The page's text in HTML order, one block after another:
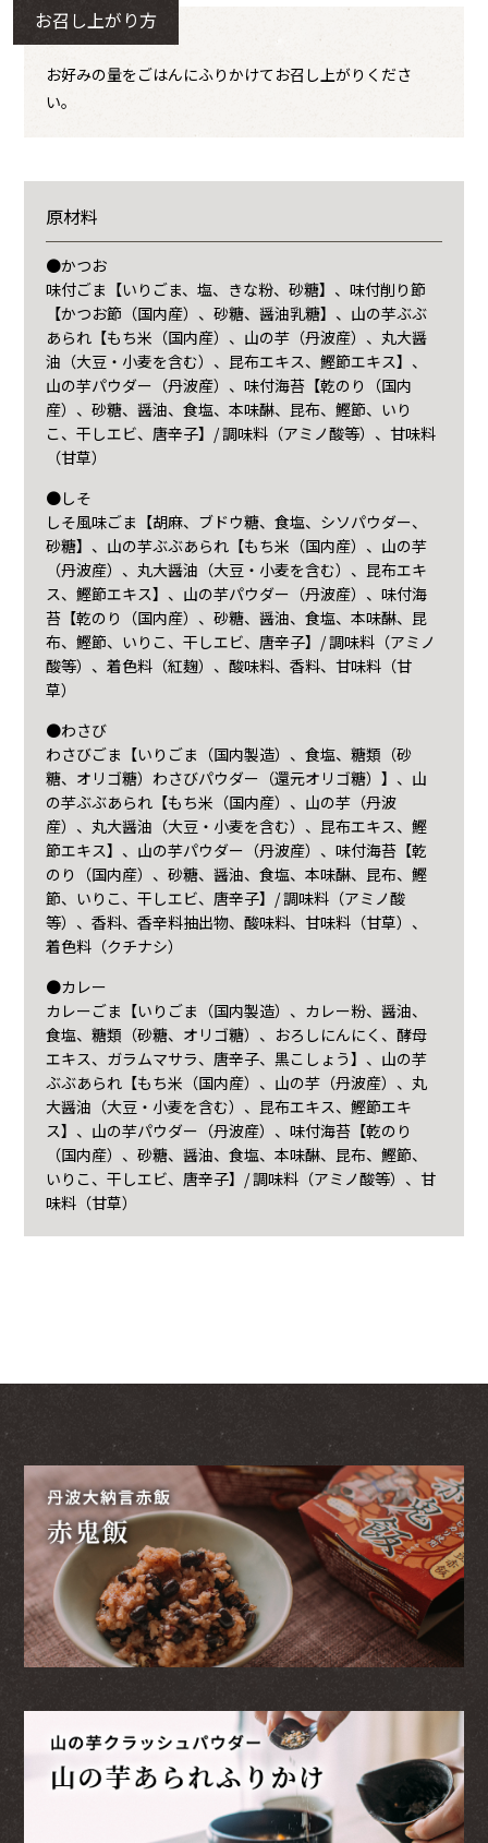
お召し上がり方
お好みの量をごはんにふりかけてお召し上がりくださ
い。
原材料
●かつお
味付ごま【いりごま、塩、きな粉、砂糖】、味付削り節
【かつお節（国内産）、砂糖、醤油乳糖】、山の芋ぶぶ
あられ【もち米（国内産）、山の芋（丹波産）、丸大醤
油（大豆・小麦を含む）、昆布エキス、鰹節エキス】、
山の芋パウダー（丹波産）、味付海苔【乾のり（国内
産）、砂糖、醤油、食塩、本味醂、昆布、鰹節、いり
こ、干しエビ、唐辛子】/ 調味料（アミノ酸等）、甘味料
（甘草）
●しそ
しそ風味ごま【胡麻、ブドウ糖、食塩、シソパウダー、
砂糖】、山の芋ぶぶあられ【もち米（国内産）、山の芋
（丹波産）、丸大醤油（大豆・小麦を含む）、昆布エキ
ス、鰹節エキス】、山の芋パウダー（丹波産）、味付海
苔【乾のり（国内産）、砂糖、醤油、食塩、本味醂、昆
布、鰹節、いりこ、干しエビ、唐辛子】/ 調味料（アミノ
酸等）、着色料（紅麹）、酸味料、香料、甘味料（甘
草）
●わさび
わさびごま【いりごま（国内製造）、食塩、糖類（砂
糖、オリゴ糖）わさびパウダー（還元オリゴ糖）】、山
の芋ぶぶあられ【もち米（国内産）、山の芋（丹波
産）、丸大醤油（大豆・小麦を含む）、昆布エキス、鰹
節エキス】、山の芋パウダー（丹波産）、味付海苔【乾
のり（国内産）、砂糖、醤油、食塩、本味醂、昆布、鰹
節、いりこ、干しエビ、唐辛子】/ 調味料（アミノ酸
等）、香料、香辛料抽出物、酸味料、甘味料（甘草）、
着色料（クチナシ）
●カレー
カレーごま【いりごま（国内製造）、カレー粉、醤油、
食塩、糖類（砂糖、オリゴ糖）、おろしにんにく、酵母
エキス、ガラムマサラ、唐辛子、黒こしょう】、山の芋
ぶぶあられ【もち米（国内産）、山の芋（丹波産）、丸
大醤油（大豆・小麦を含む）、昆布エキス、鰹節エキ
ス】、山の芋パウダー（丹波産）、味付海苔【乾のり
（国内産）、砂糖、醤油、食塩、本味醂、昆布、鰹節、
いりこ、干しエビ、唐辛子】/ 調味料（アミノ酸等）、甘
味料（甘草）